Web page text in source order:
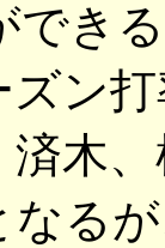
でき
ン
木
る